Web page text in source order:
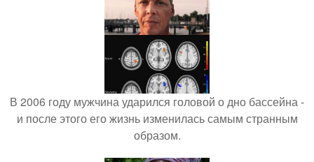
В 2006 году мужчина ударился головой о дно бассейна -
и после этого его жизнь изменилась самым странным
образом.